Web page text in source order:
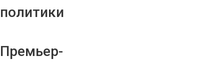
политики
Премьер-